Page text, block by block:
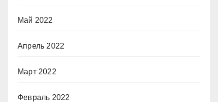
Май 2022
Апрель 2022
Март 2022
Февраль 2022